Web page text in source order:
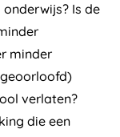
Is de
minder
verlaten?
die een